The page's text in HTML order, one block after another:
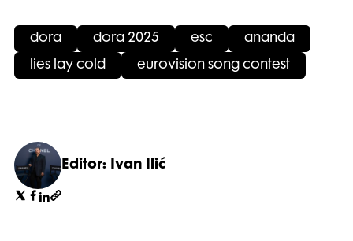
dora dora 2025 esc ananda
lies lay cold eurovision song contest
Editor: Ivan Ilić